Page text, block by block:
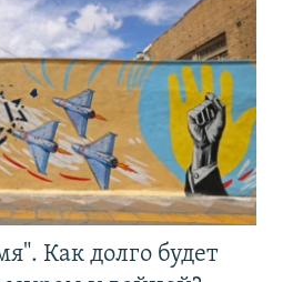
Как долго будет